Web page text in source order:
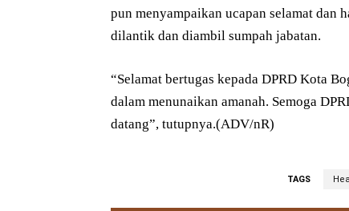
pun menyampaikan ucapan selamat dan
dilantik dan diambil sumpah jabatan.
“Selamat bertugas kepada DPRD Kota
dalam menunaikan amanah. Semoga
datang”, tutupnya.(ADV/nR)
TAGS